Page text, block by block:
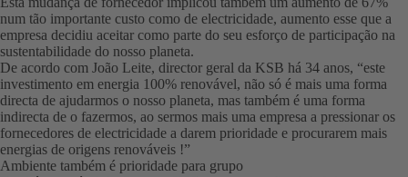
num tão importante custo como de electricidade, aumento esse que a
empresa decidiu aceitar como parte do seu esforço de participação na
sustentabilidade do nosso planeta.
De acordo com João Leite, director geral da KSB há 34 anos, “este
investimento em energia 100% renovável, não só é mais uma forma
directa de ajudarmos o nosso planeta, mas também é uma forma
indirecta de o fazermos, ao sermos mais uma empresa a pressionar os
fornecedores de electricidade a darem prioridade e procurarem mais
energias de origens renováveis !”
Ambiente também é prioridade para grupo